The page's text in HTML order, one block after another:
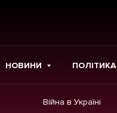
НОВИНИ ПОЛІТИКА
Війна в Україні